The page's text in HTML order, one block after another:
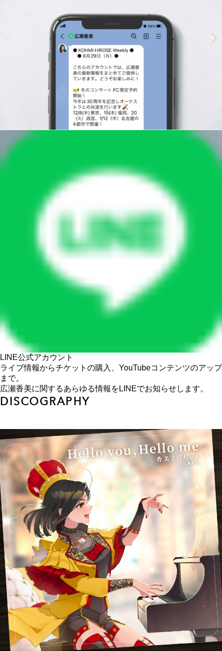
LINE公式アカウント
ライブ情報からチケットの購入、YouTubeコンテンツのアップ
まで。
広瀬香美に関するあらゆる情報をLINEでお知らせします。
DISCOGRAPHY